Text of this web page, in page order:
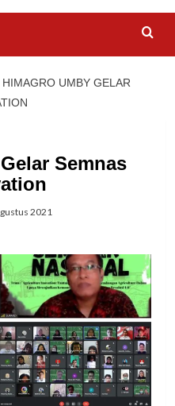
HIMAGRO UMBY GELAR
Semnas
2021